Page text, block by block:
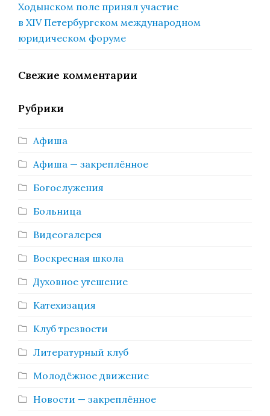
Ходынском поле принял участие
в XIV Петербургском международном
юридическом форуме
Свежие комментарии
Рубрики
Афиша
Афиша — закреплённое
Богослужения
Больница
Видеогалерея
Воскресная школа
Духовное утешение
Катехизация
Клуб трезвости
Литературный клуб
Молодёжное движение
Новости — закреплённое